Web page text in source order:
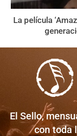
La película
El Sello,
con toda